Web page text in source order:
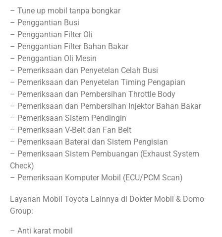
– Tune up mobil tanpa bongkar
– Penggantian Busi
– Penggantian Filter Oli
– Penggantian Filter Bahan Bakar
– Penggantian Oli Mesin
– Pemeriksaan dan Penyetelan Celah Busi
– Pemeriksaan dan Penyetelan Timing Pengapian
– Pemeriksaan dan Pembersihan Throttle Body
– Pemeriksaan dan Pembersihan Injektor Bahan Bakar
– Pemeriksaan Sistem Pendingin
– Pemeriksaan V-Belt dan Fan Belt
– Pemeriksaan Baterai dan Sistem Pengisian
– Pemeriksaan Sistem Pembuangan (Exhaust System
Check)
– Pemeriksaan Komputer Mobil (ECU/PCM Scan)
Layanan Mobil Toyota Lainnya di Dokter Mobil & Domo
Group:
– Anti karat mobil